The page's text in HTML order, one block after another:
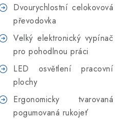
Dvourychlostní celokovová
převodovka
Velký elektronický vypínač
pro pohodlnou práci
LED osvětlení pracovní
plochy
Ergonomicky tvarovaná
pogumovaná rukojeť